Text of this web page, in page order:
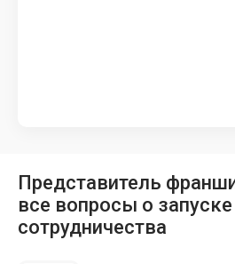
Представитель
все вопросы о
сотрудничества